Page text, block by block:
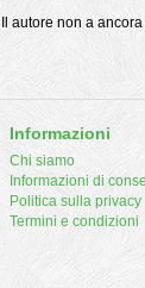
Il autore non a
Informazioni
Chi siamo
Informazioni di
Politica sulla privacy
Termini e condizioni